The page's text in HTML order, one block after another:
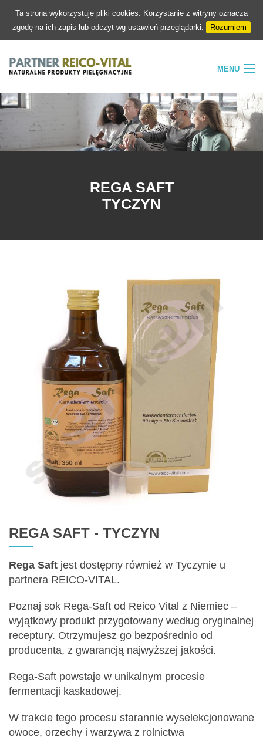
Ta strona wykorzystuje pliki cookies. Korzystanie z witryny oznacza
zgodę na ich zapis lub odczyt wg ustawień przeglądarki.
Rozumiem
MENU
HOME
FIRMA
NATURA
REGA SAFT
TYCZYN
REGA SAFT - TYCZYN
Rega Saft jest dostępny również w Tyczynie u
partnera REICO-VITAL.
Poznaj sok Rega-Saft od Reico Vital z Niemiec –
wyjątkowy produkt przygotowany według oryginalnej
receptury. Otrzymujesz go bezpośrednio od
producenta, z gwarancją najwyższej jakości.
Rega-Saft powstaje w unikalnym procesie
fermentacji kaskadowej.
W trakcie tego procesu starannie wyselekcjonowane
owoce, orzechy i warzywa z rolnictwa